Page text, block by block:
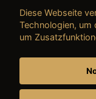
→ AGB
→ AGB (Teile &
Diese Webseite
Technologien, um
um